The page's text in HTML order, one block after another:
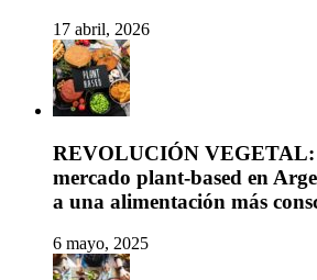
17 abril, 2026
REVOLUCIÓN VEGETAL:
mercado plant-based en
a una alimentación más
6 mayo, 2025